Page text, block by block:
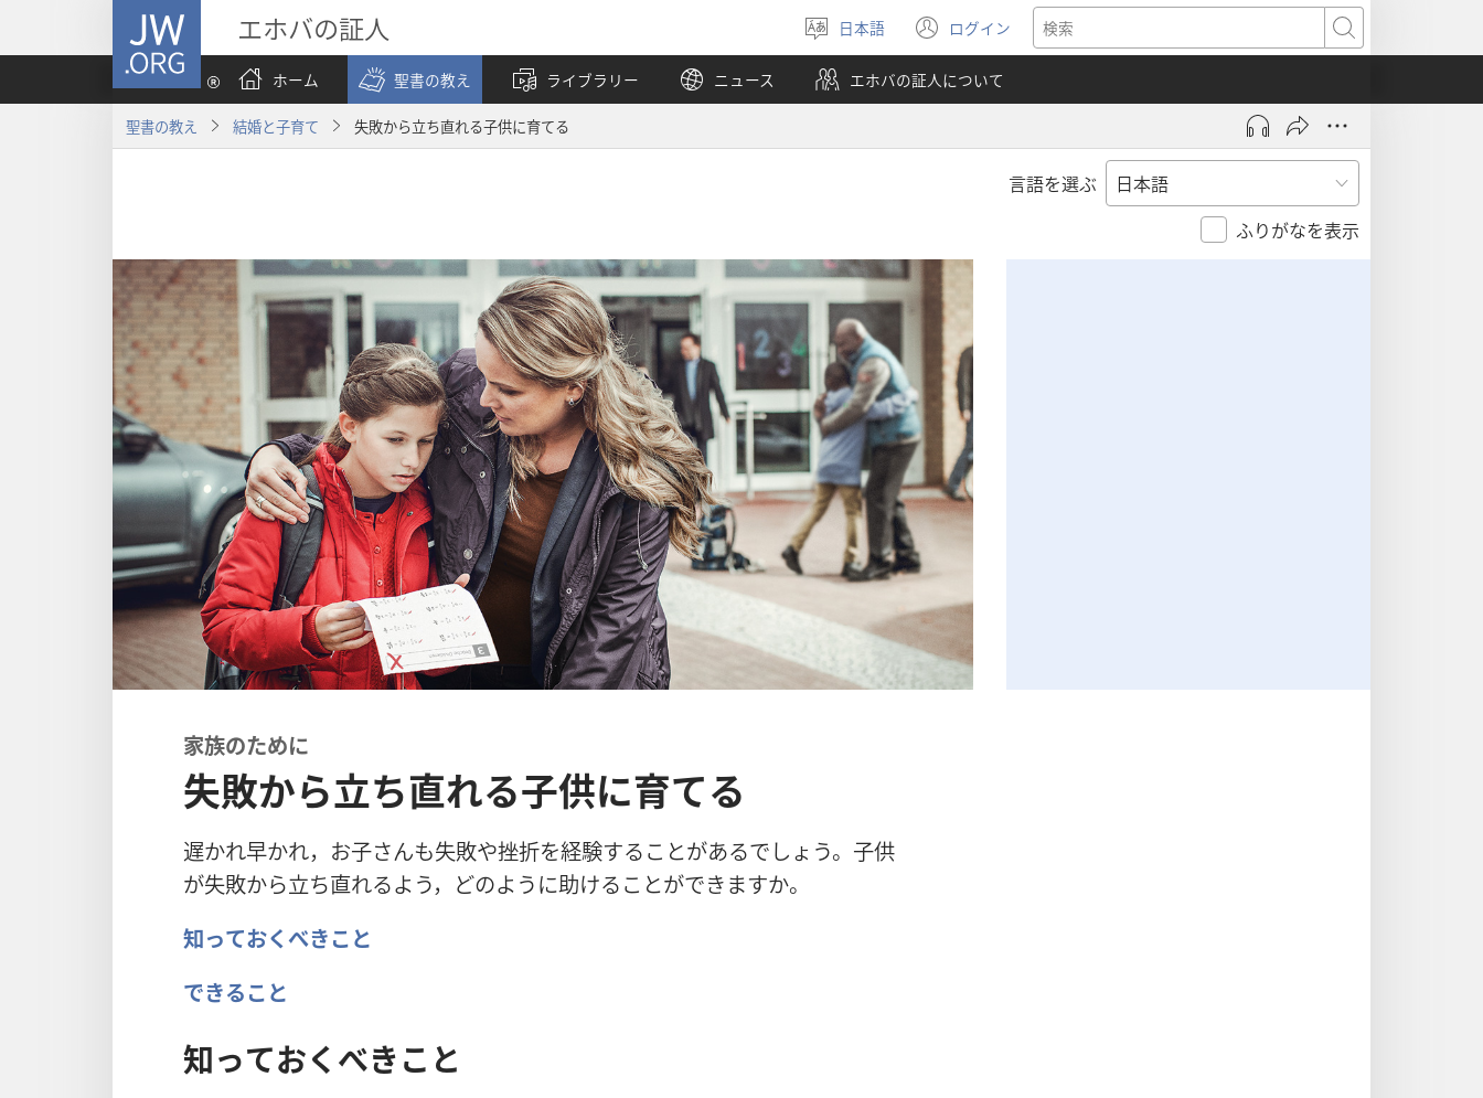
JW.ORG エホバの証人
言
語
を
選
日本語 ログイン
（新
し
い
タ
で
検
索
ホーム
聖書の教え ライブラリー ニュース エホバの証人について
聖書の教え 結婚と子育て 失敗から立ち直れる子供に育てる
言語を選ぶ
ふりがなを表示
家族のために
失敗から立ち直れる子供に育てる
遅かれ早かれ，お子さんも失敗や挫折を経験することがあるでしょう。 子供
が失敗から立ち直れるよう，どのように助けることができますか。
知っておくべきこと
できること
知っておくべきこと